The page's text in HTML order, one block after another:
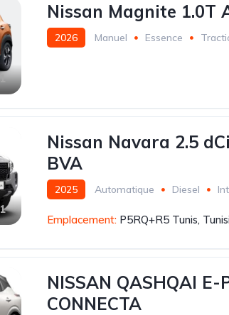
1
Nissan Magnite 1.0T
2026 Manuel Essence
1
Nissan Navara 2.5
BVA
2025 Automatique Diesel
Emplacement: P5RQ+R5 Tunis,
NISSAN QASHQAI E-
CONNECTA